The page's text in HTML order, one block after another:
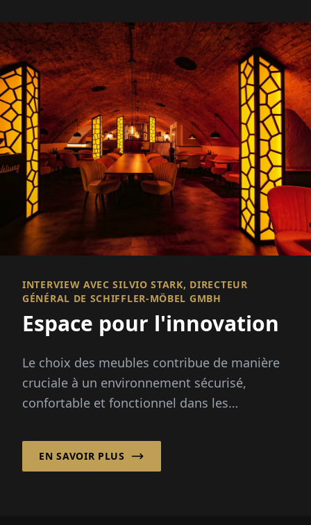
INTERVIEW AVEC SILVIO STARK, DIRECTEUR
GÉNÉRAL DE SCHIFFLER-MÖBEL GMBH
Espace pour l'innovation
Le choix des meubles contribue de manière
cruciale à un environnement sécurisé,
confortable et fonctionnel dans les
résidences pour personnes âgées, les hôtels,
les crèches, les écoles et les foyers pour
EN SAVOIR PLUS